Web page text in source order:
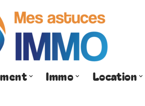
Immo Location